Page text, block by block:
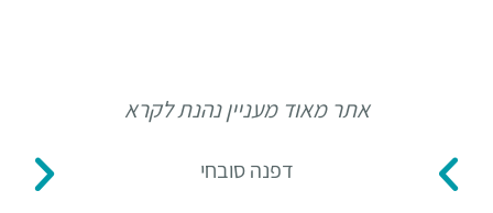
אתר מאוד מעניין נהנת לקרא
דפנה סובחי